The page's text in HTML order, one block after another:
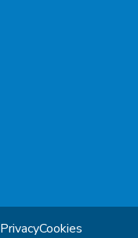
PrivacyCookies